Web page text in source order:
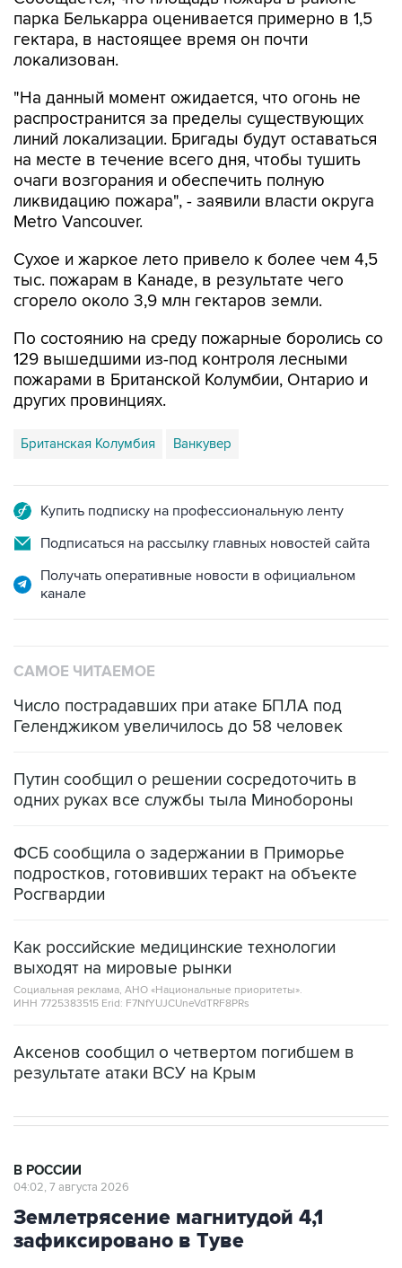
парка Белькарра оценивается примерно в 1,5
гектара, в настоящее время он почти
локализован.
"На данный момент ожидается, что огонь не
распространится за пределы существующих
линий локализации. Бригады будут оставаться
на месте в течение всего дня, чтобы тушить
очаги возгорания и обеспечить полную
ликвидацию пожара", - заявили власти округа
Metro Vancouver.
Сухое и жаркое лето привело к более чем 4,5
тыс. пожарам в Канаде, в результате чего
сгорело около 3,9 млн гектаров земли.
По состоянию на среду пожарные боролись со
129 вышедшими из-под контроля лесными
пожарами в Британской Колумбии, Онтарио и
других провинциях.
Британская Колумбия Ванкувер
Купить подписку на профессиональную ленту
Подписаться на рассылку главных новостей сайта
Получать оперативные новости в официальном
канале
САМОЕ ЧИТАЕМОЕ
Число пострадавших при атаке БПЛА под
Геленджиком увеличилось до 58 человек
Путин сообщил о решении сосредоточить в
одних руках все службы тыла Минобороны
ФСБ сообщила о задержании в Приморье
подростков, готовивших теракт на объекте
Росгвардии
Как российские медицинские технологии
выходят на мировые рынки
Социальная реклама, АНО «Национальные приоритеты».
ИНН 7725383515 Erid: F7NfYUJCUneVdTRF8PRs
Аксенов сообщил о четвертом погибшем в
результате атаки ВСУ на Крым
В РОССИИ
04:02, 7 августа 2026
Землетрясение магнитудой 4,1
зафиксировано в Туве